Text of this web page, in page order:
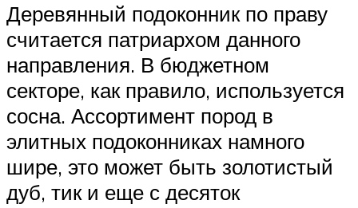
Деревянный подоконник по праву
считается патриархом данного
направления. В бюджетном
секторе, как правило, используется
сосна. Ассортимент пород в
элитных подоконниках намного
шире, это может быть золотистый
дуб, тик и еще с десяток